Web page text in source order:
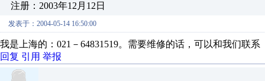
注册：2003年12月12日
发表于：2004-05-14 16:50:00
我是上海的：021－64831519。需要维修的话，可以和我们联系
回复 引用 举报